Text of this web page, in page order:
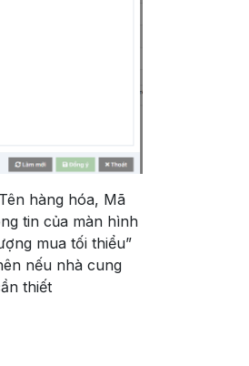
hàng hóa, Mã
tin của màn hình
mua tối thiểu”
nếu nhà cung
thiết